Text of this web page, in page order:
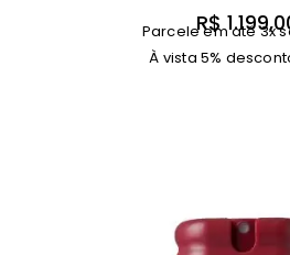
R$
Parcele em até 3x
À vista 5%